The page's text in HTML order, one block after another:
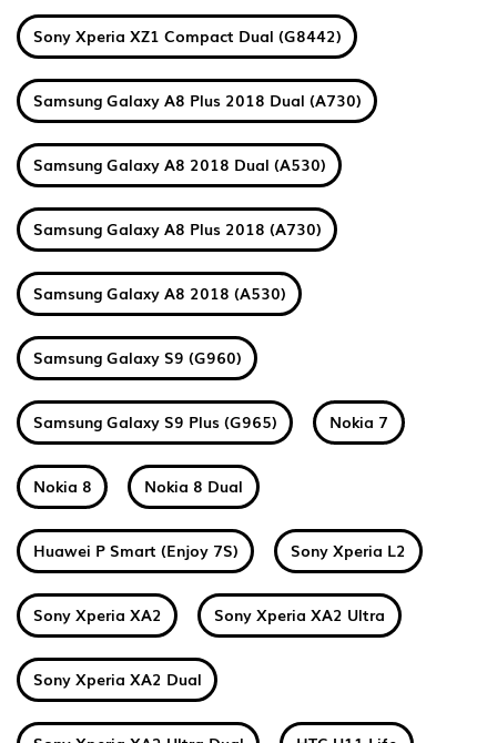
Sony Xperia XZ1 Compact Dual (G8442)
Samsung Galaxy A8 Plus 2018 Dual (A730)
Samsung Galaxy A8 2018 Dual (A530)
Samsung Galaxy A8 Plus 2018 (A730)
Samsung Galaxy A8 2018 (A530)
Samsung Galaxy S9 (G960)
Samsung Galaxy S9 Plus (G965) Nokia 7
Nokia 8 Nokia 8 Dual
Huawei P Smart (Enjoy 7S) Sony Xperia L2
Sony Xperia XA2 Sony Xperia XA2 Ultra
Sony Xperia XA2 Dual